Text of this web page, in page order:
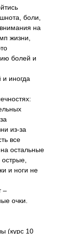
боли,
на
жизни,
болей и
иногда
из-за
все
остальные
и ноги не
–
очки.
(курс 10